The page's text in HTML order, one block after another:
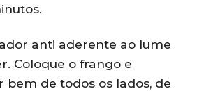
anti aderente ao lume
Coloque o frango e
bem de todos os lados, de